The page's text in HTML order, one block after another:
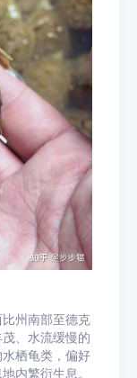
州南部至德克
、水流缓慢的
栖龟类，偏好
内繁衍生息。